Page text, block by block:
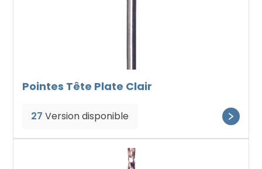
Pointes Tête Plate Clair
27 Version disponible